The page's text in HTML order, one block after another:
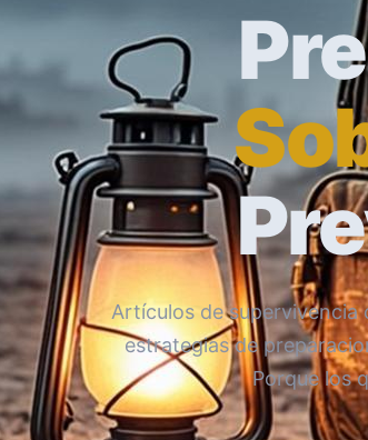
Artículos de
estrategias de
Porque los